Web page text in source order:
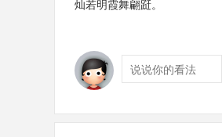
灿若明霞舞翩跹。